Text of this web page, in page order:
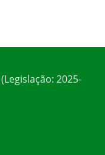
2025-